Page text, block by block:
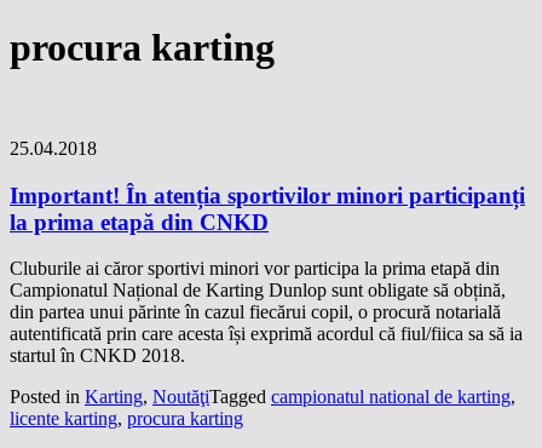
procura karting
25.04.2018
Important! În atenția sportivilor minori participanți
la prima etapă din CNKD
Cluburile ai căror sportivi minori vor participa la prima etapă din
Campionatul Național de Karting Dunlop sunt obligate să obțină,
din partea unui părinte în cazul fiecărui copil, o procură notarială
autentificată prin care acesta își exprimă acordul că fiul/fiica sa să ia
startul în CNKD 2018.
Posted in Karting, NoutăţiTagged campionatul national de karting,
licente karting, procura karting